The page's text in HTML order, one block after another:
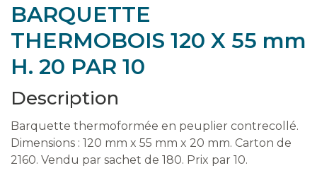
BARQUETTE
THERMOBOIS 120 X 55 mm
H. 20 PAR 10
Description
Barquette thermoformée en peuplier contrecollé.
Dimensions : 120 mm x 55 mm x 20 mm. Carton de
2160. Vendu par sachet de 180. Prix par 10.